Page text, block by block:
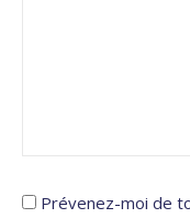
Prévenez-moi de